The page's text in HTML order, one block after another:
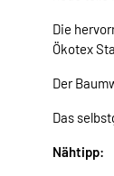
Die
Ökotex
Der
Das
Nähtipp: